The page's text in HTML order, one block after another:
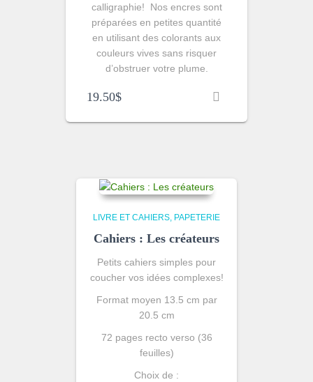
calligraphie! Nos encres sont
préparées en petites quantité
en utilisant des colorants aux
couleurs vives sans risquer
d’obstruer votre plume.
19.50$
LIVRE ET CAHIERS PAPETERIE
Cahiers : Les créateurs
Petits cahiers simples pour
coucher vos idées complexes!
Format moyen 13.5 cm par
20.5 cm
72 pages recto verso (36
feuilles)
Choix de :